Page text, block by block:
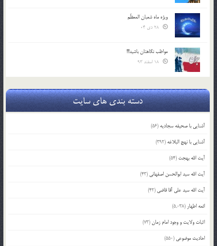
ویژه ماه شعبان المعظّم
مواظب نگاهتان باشید!!!
دسته بندی های سایت
آشنایی با صحیفه سجادیه (56)
آشنایی با نهج البلاغه (392)
آیت الله بهجت (54)
آیت الله سید ابوالحسن اصفهانی (43)
آیت الله سید علی آقا قاضی (42)
ائمه اطهار (5,038)
اثبات ولایت و وجود امام زمان(73)
احادیث موضوعی (550)